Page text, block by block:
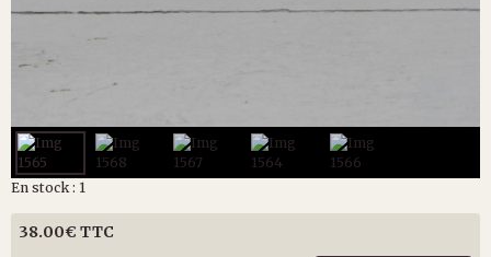
En stock : 1
38.00€ TTC